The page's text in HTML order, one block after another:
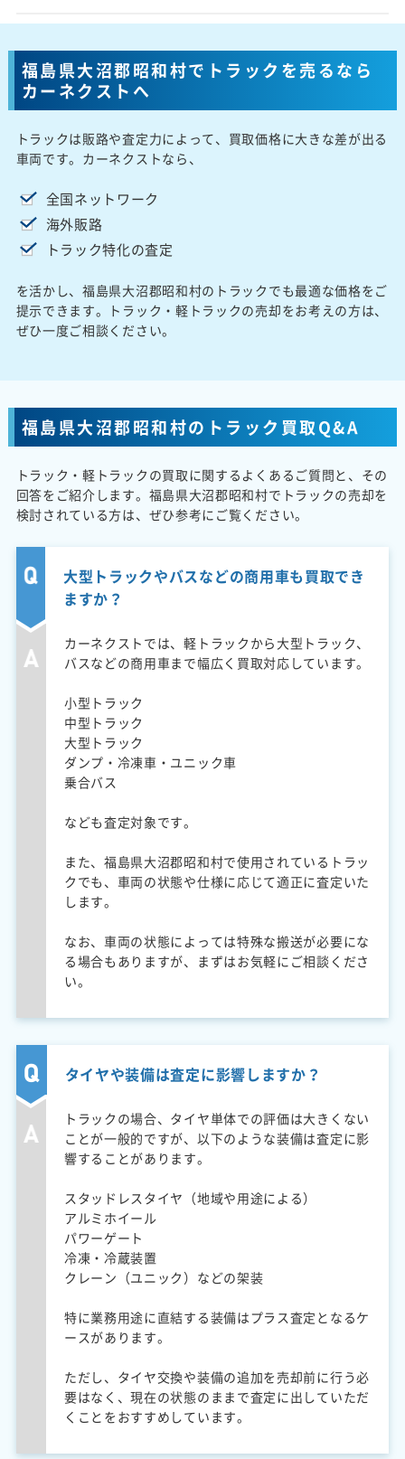
福島県大沼郡昭和村でトラックを売るなら
カーネクストへ
トラックは販路や査定力によって、買取価格に大きな差が出る
車両です。カーネクストなら、
全国ネットワーク
海外販路
トラック特化の査定
を活かし、福島県大沼郡昭和村のトラックでも最適な価格をご
提示できます。トラック・軽トラックの売却をお考えの方は、
ぜひ一度ご相談ください。
福島県大沼郡昭和村のトラック買取Q&A
トラック・軽トラックの買取に関するよくあるご質問と、その
回答をご紹介します。福島県大沼郡昭和村でトラックの売却を
検討されている方は、ぜひ参考にご覧ください。
大型トラックやバスなどの商用車も買取でき
ますか？
カーネクストでは、軽トラックから大型トラック、
バスなどの商用車まで幅広く買取対応しています。
小型トラック
中型トラック
大型トラック
ダンプ・冷凍車・ユニック車
乗合バス
なども査定対象です。
また、福島県大沼郡昭和村で使用されているトラッ
クでも、車両の状態や仕様に応じて適正に査定いた
します。
なお、車両の状態によっては特殊な搬送が必要にな
る場合もありますが、まずはお気軽にご相談くださ
い。
タイヤや装備は査定に影響しますか？
トラックの場合、タイヤ単体での評価は大きくない
ことが一般的ですが、以下のような装備は査定に影
響することがあります。
スタッドレスタイヤ（地域や用途による）
アルミホイール
パワーゲート
冷凍・冷蔵装置
クレーン（ユニック）などの架装
特に業務用途に直結する装備はプラス査定となるケ
ースがあります。
ただし、タイヤ交換や装備の追加を売却前に行う必
要はなく、現在の状態のままで査定に出していただ
くことをおすすめしています。